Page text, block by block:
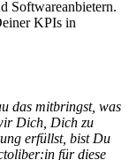
Softwareanbietern.
KPIs in
das mitbringst, was
Dich, Dich zu
erfüllst, bist Du
für diese